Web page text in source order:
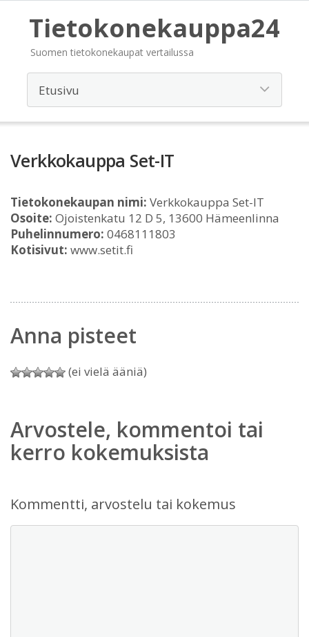
Tietokonekauppa24
Suomen tietokonekaupat vertailussa
Verkkokauppa Set-IT
Tietokonekaupan nimi: Verkkokauppa Set-IT
Osoite: Ojoistenkatu 12 D 5, 13600 Hämeenlinna
Puhelinnumero: 0468111803
Kotisivut: www.setit.fi
Anna pisteet
(ei vielä ääniä)
Arvostele, kommentoi tai
kerro kokemuksista
Kommentti, arvostelu tai kokemus